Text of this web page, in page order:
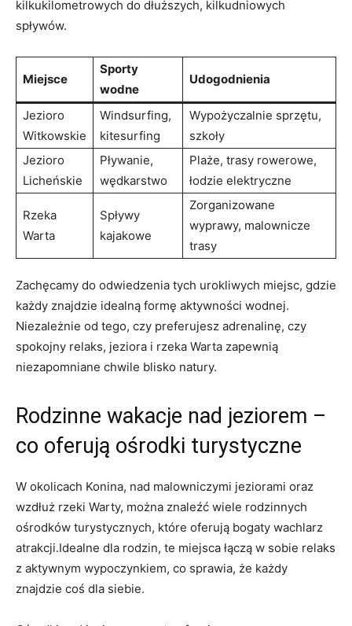
kilkukilometrowych do dłuższych, kilkudniowych
spływów.
Miejsce
Sporty
wodne
Udogodnienia
Jezioro
Witkowskie
Windsurfing,
kitesurfing
Wypożyczalnie sprzętu,
szkoły
Jezioro
Licheńskie
Pływanie,
wędkarstwo
Plaże, trasy rowerowe,
łodzie elektryczne
Rzeka
Warta
Spływy
kajakowe
Zorganizowane
wyprawy, malownicze
trasy
Zachęcamy do odwiedzenia tych urokliwych miejsc, gdzie
każdy znajdzie idealną formę aktywności wodnej.
Niezależnie od tego, czy preferujesz adrenalinę, czy
spokojny relaks, jeziora i rzeka Warta zapewnią
niezapomniane chwile blisko natury.
Rodzinne wakacje nad jeziorem –
co oferują ośrodki turystyczne
W okolicach Konina, nad malowniczymi jeziorami oraz
wzdłuż rzeki Warty, można znaleźć wiele rodzinnych
ośrodków turystycznych, które oferują bogaty wachlarz
atrakcji.Idealne dla rodzin, te miejsca łączą w sobie relaks
z aktywnym wypoczynkiem, co sprawia, że każdy
znajdzie coś dla siebie.